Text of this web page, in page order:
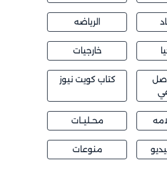
الرياضه
خارجيات
كتاب كويت نيوز
محــليــات
منوعات